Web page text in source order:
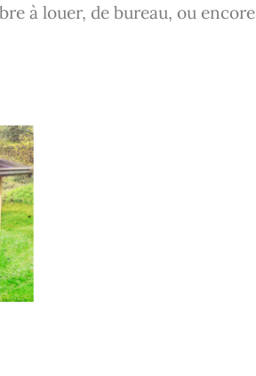
à louer, de bureau, ou encore